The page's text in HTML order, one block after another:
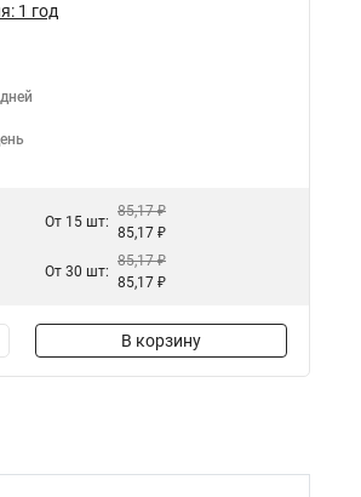
1 год
От 15 шт:
85,17 ₽
85,17 ₽
От 30 шт:
85,17 ₽
85,17 ₽
В корзину